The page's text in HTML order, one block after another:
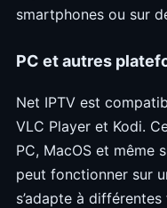
smartphones ou sur
PC et autres
Net IPTV est
VLC Player et Kodi.
PC, MacOS et même
peut fonctionner sur
s’adapte à